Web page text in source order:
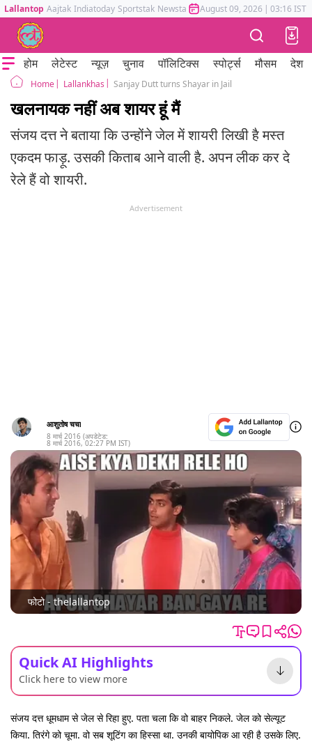
Lallantop Aajtak Indiatoday Sportstak Newstak Mumbai Tak Astrotak
August 09, 2026 | 03:16 IST
होम लेटेस्ट न्यूज़ चुनाव पॉलिटिक्स स्पोर्ट्स मौसम देश
Home Lallankhas Sanjay Dutt turns Shayar in Jail
खलनायक नहीं अब शायर हूं मैं
संजय दत्त ने बताया कि उन्होंने जेल में शायरी लिखी है मस्त
एकदम फाड़ू. उसकी किताब आने वाली है. अपन लीक कर दे
रेले हैं वो शायरी.
Advertisement
आशुतोष चचा
8 मार्च 2016 (अपडेटेड:
8 मार्च 2016, 02:27 PM IST)
फोटो - thelallantop
Quick AI Highlights
Click here to view more
संजय दत्त धूमधाम से जेल से रिहा हुए. पता चला कि वो बाहर निकले. जेल को सेल्यूट
किया. तिरंगे को चूमा. वो सब शूटिंग का हिस्सा था. उनकी बायोपिक आ रही है उसके लिए.